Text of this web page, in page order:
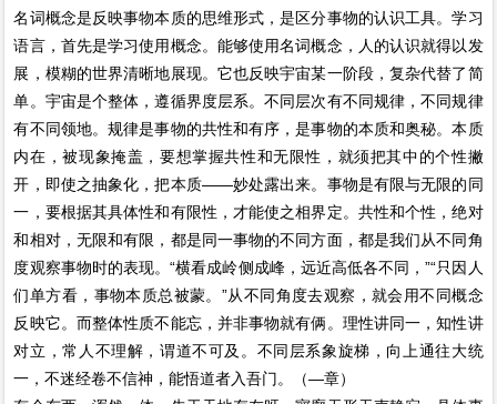
名词概念是反映事物本质的思维形式，是区分事物的认识工具。学习
语言，首先是学习使用概念。能够使用名词概念，人的认识就得以发
展，模糊的世界清晰地展现。它也反映宇宙某一阶段，复杂代替了简
单。宇宙是个整体，遵循界度层系。不同层次有不同规律，不同规律
有不同领地。规律是事物的共性和有序，是事物的本质和奥秘。本质
内在，被现象掩盖，要想掌握共性和无限性，就须把其中的个性撇
开，即使之抽象化，把本质——妙处露出来。事物是有限与无限的同
一，要根据其具体性和有限性，才能使之相界定。共性和个性，绝对
和相对，无限和有限，都是同一事物的不同方面，都是我们从不同角
度观察事物时的表现。“横看成岭侧成峰，远近高低各不同，”“只因人
们单方看，事物本质总被蒙。”从不同角度去观察，就会用不同概念
反映它。而整体性质不能忘，并非事物就有俩。理性讲同一，知性讲
对立，常人不理解，谓道不可及。不同层系象旋梯，向上通往大统
一，不迷经卷不信神，能悟道者入吾门。（—章）